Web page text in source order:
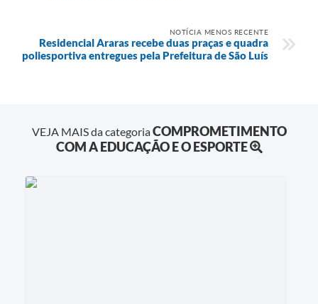
NOTÍCIA MENOS RECENTE
Residencial Araras recebe duas praças e quadra
poliesportiva entregues pela Prefeitura de São Luís
VEJA MAIS da categoriaCOMPROMETIMENTO
COM A EDUCAÇÃO E O ESPORTE